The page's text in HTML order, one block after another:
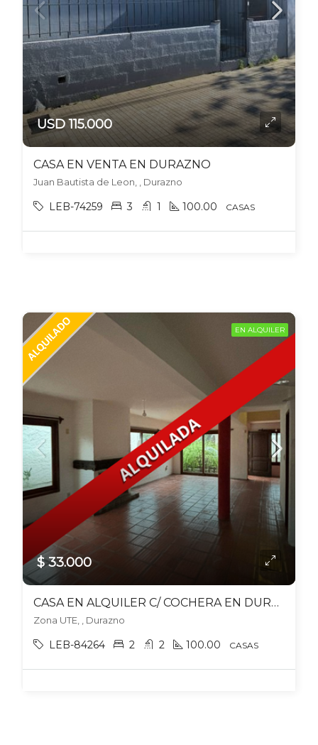
USD 115.000
CASA EN VENTA EN DURAZNO
Juan Bautista de Leon, , Durazno
LEB-74259 3 1 100.00 CASAS
EN ALQUILER
$ 33.000
CASA EN ALQUILER C/ COCHERA EN DURAZNO
Zona UTE, , Durazno
LEB-84264 2 2 100.00 CASAS